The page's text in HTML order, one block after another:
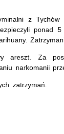
z
ponad 5
areszt. Za
narkomanii
zatrzymań.